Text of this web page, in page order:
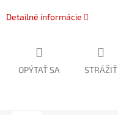
Detailné informácie
OPÝTAŤ SA STRÁŽIŤ